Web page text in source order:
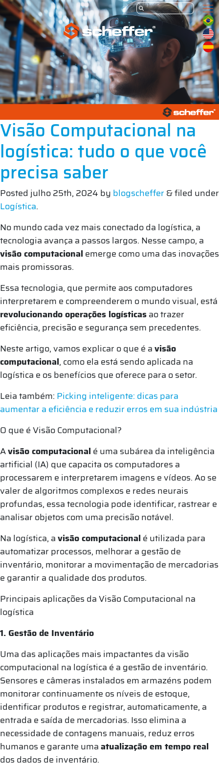
Visão Computacional na
logística: tudo o que você
precisa saber
Posted julho 25th, 2024 by blogscheffer&filed under
Logística.
No mundo cada vez mais conectado da logística, a
tecnologia avança a passos largos. Nesse campo, a
visão computacional emerge como uma das inovações
mais promissoras.
Essa tecnologia, que permite aos computadores
interpretarem e compreenderem o mundo visual, está
revolucionando operações logísticasao trazer
eficiência, precisão e segurança sem precedentes.
Neste artigo, vamos explicar o que é avisão
computacional, como ela está sendo aplicada na
logística e os benefícios que oferece para o setor.
Leia também: Picking inteligente: dicas para
aumentar a eficiência e reduzir erros em sua indústria
O que é Visão Computacional?
Avisão computacional é uma subárea da inteligência
artificial (IA) que capacita os computadores a
processarem e interpretarem imagens e vídeos. Ao se
valer de algoritmos complexos e redes neurais
profundas, essa tecnologia pode identificar, rastrear e
analisar objetos com uma precisão notável.
Na logística, avisão computacional é utilizada para
automatizar processos, melhorar a gestão de
inventário, monitorar a movimentação de mercadorias
e garantir a qualidade dos produtos.
Principais aplicações da Visão Computacional na
logística
1. Gestão de Inventário
Uma das aplicações mais impactantes da visão
computacional na logística é a gestão de inventário.
Sensores e câmeras instalados em armazéns podem
monitorar continuamente os níveis de estoque,
identificar produtos e registrar, automaticamente, a
entrada e saída de mercadorias. Isso elimina a
necessidade de contagens manuais, reduz erros
humanos e garante umaatualização em tempo real
dos dados de inventário.